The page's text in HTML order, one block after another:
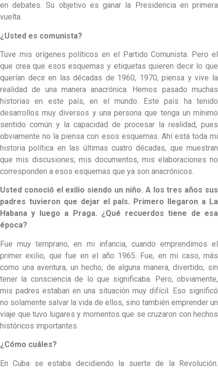
en debates. Su objetivo es ganar la Presidencia en primera
vuelta.
¿Usted es comunista?
Tuve mis orígenes políticos en el Partido Comunista. Pero el
que crea que esos esquemas y etiquetas quieren decir lo que
querían decir en las décadas de 1960, 1970, piensa y vive la
realidad de una manera anacrónica. Hemos pasado muchas
historias en este país, en el mundo. Este país ha tenido
desarrollos muy diversos y una persona que tenga un mínimo
sentido común y la capacidad de procesar la realidad, pues
obviamente no la piensa con esos esquemas. Ahí está toda mi
historia política en las últimas cuatro décadas, que muestran
que mis discusiones, mis documentos, mis elaboraciones no
corresponden a esos esquemas que ya son anacrónicos.
Usted conoció el exilio siendo un niño. A los tres años sus
padres tuvieron que dejar el país. Primero llegaron a La
Habana y luego a Praga. ¿Qué recuerdos tiene de esa
época?
Fue muy temprano, en mi infancia, cuando emprendimos el
primer exilio, que fue en el año 1965. Fue, en mi caso, más
como una aventura, un hecho, de alguna manera, divertido, sin
tener la consciencia de lo que significaba. Pero, obviamente,
mis padres estaban en una situación muy difícil. Eso significó
no solamente salvar la vida de ellos, sino también emprender un
viaje que tuvo lugares y momentos que se cruzaron con hechos
históricos importantes.
¿Cómo cuáles?
En Cuba se estaba decidiendo la suerte de la Revolución.